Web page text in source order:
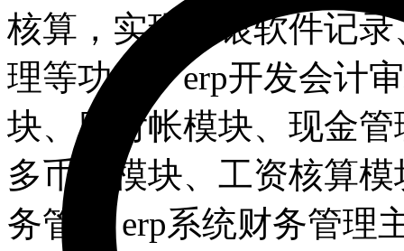
核算，实现收银软件记
理等功能。erp开发会计
块、应付帐模块、现金
多币制模块、工资核算
务管理 erp系统财务管理